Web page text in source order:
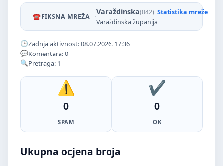
FIKSNA MREŽA ·Varaždinska(042) Statistika mreže
Varaždinska županija
Zadnja aktivnost: 08.07.2026. 17:36
Komentara: 0
Pretraga: 1
0
SPAM
0
OK
Ukupna ocjena broja